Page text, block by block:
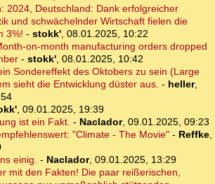
2024, Deutschland: Dank erfolgreicher
und schwächelnder Wirtschaft fielen die
3%! - stokk', 08.01.2025, 10:22
on-month manufacturing orders dropped
- stokk', 08.01.2025, 10:42
Sondereffekt des Oktobers zu sein (Large
sieht die Entwicklung düster aus. - heller,
, 09.01.2025, 19:39
ist ein Fakt. - Naclador, 09.01.2025, 09:23
"Climate - The Movie"- Reffke,
einig. - Naclador, 09.01.2025, 13:29
mit den Fakten! Die paar reißerischen,